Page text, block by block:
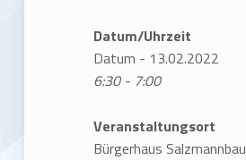
Datum/Uhrzeit
Datum - 13.02.2022
6:30 - 7:00
Veranstaltungsort
Bürgerhaus Salzmannbau